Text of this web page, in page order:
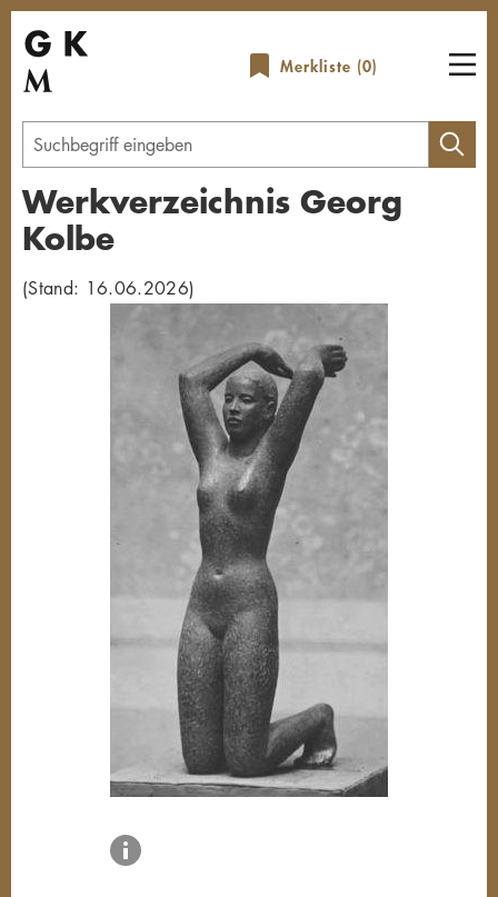
Direkt
zum
Inhalt
Merkliste (0)
Geben
Sie
einen
Suchbegriff
Werkverzeichnis Georg
Kolbe
(Stand: 16.06.2026)